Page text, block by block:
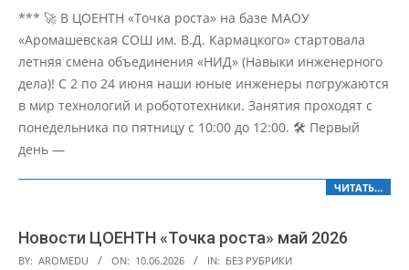
06-
10
*** 🚀 В ЦОЕНТН «Точка роста» на базе МАОУ
«Аромашевская СОШ им. В.Д. Кармацкого» стартовала
летняя смена объединения «НИД» (Навыки инженерного
дела)! С 2 по 24 июня наши юные инженеры погружаются
в мир технологий и робототехники. Занятия проходят с
понедельника по пятницу с 10:00 до 12:00. 🛠 Первый
день —
ЧИТАТЬ…
Новости ЦОЕНТН «Точка роста» май 2026
2026-
BY: AROMEDU ON: 10.06.2026 IN: БЕЗ РУБРИКИ